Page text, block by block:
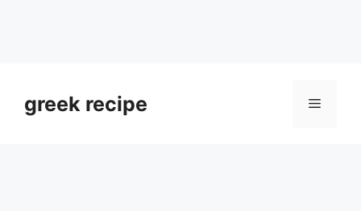
contentgreek recipe Menu